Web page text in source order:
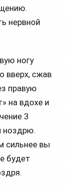
нервной
ногу
вверх, сжав
правую
на вдохе и
3
ноздрю.
сильнее вы
будет